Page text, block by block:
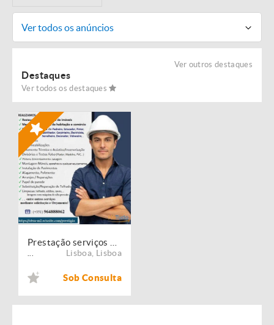
Ver todos os anúncios
Ver outros destaques
Destaques
Ver todos os destaques
Lisboa Lisboa
Sob Consulta